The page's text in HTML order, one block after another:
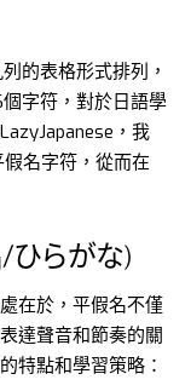
的表格形式排列，
字符，對於日語學
，我
名字符，從而在
ひらがな)
在於，平假名不僅
達聲音和節奏的關
特點和學習策略：